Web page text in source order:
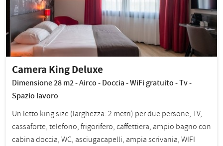
Camera King Deluxe
Dimensione 28 m2 - Airco - Doccia - WiFi gratuito - Tv -
Spazio lavoro
Un letto king size (larghezza: 2 metri) per due persone, TV,
cassaforte, telefono, frigorifero, caffettiera, ampio bagno con
cabina doccia, WC, asciugacapelli, ampia scrivania, WIFI